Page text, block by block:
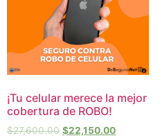
¡Tu celular merece la mejor
cobertura de ROBO!
$27,600.00 $22,150.00